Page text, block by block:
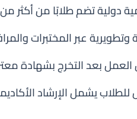
دولية تضم طلابًا من أكثر من 80 دولة.
عبر المختبرات
بعد التخرج بشهادة
يشمل الإرشاد